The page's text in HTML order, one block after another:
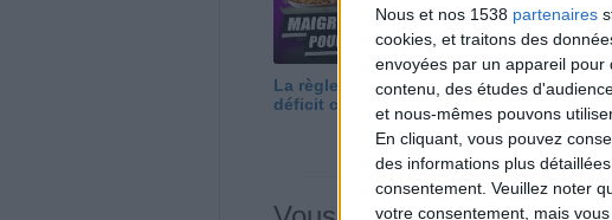
Nous et nos 1538 partenaires
cookies, et traitons des
envoyées par un appareil
contenu, des études
et nous-mêmes pouvons
En cliquant, vous pouvez
des informations plus
consentement. Veuillez noter
votre consentement, mais
La règle N°1 pour maigrir : le
déficit calorique
Perdre
est